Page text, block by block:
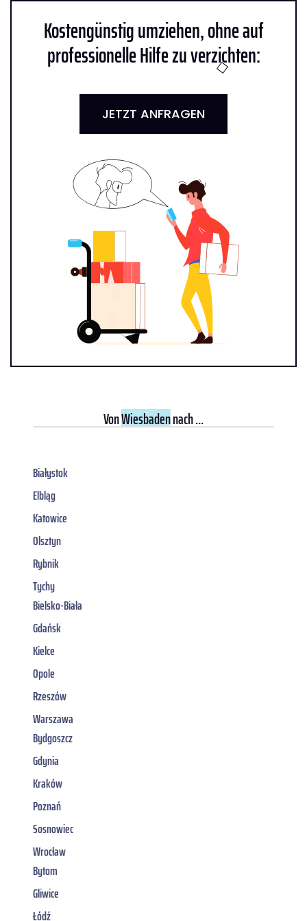
Kostengünstig umziehen, ohne auf
professionelle Hilfe zu verzichten:
JETZT ANFRAGEN
VonWiesbadennach ...
Białystok
Elbląg
Katowice
Olsztyn
Rybnik
Tychy
Bielsko-Biała
Gdańsk
Kielce
Opole
Rzeszów
Warszawa
Bydgoszcz
Gdynia
Kraków
Poznań
Sosnowiec
Wrocław
Bytom
Gliwice
Łódź